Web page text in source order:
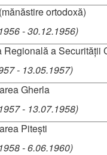
ortodoxă)
- 30.12.1956)
Regională a Securității
- 13.05.1957)
Gherla
- 13.07.1958)
Pitești
- 6.06.1960)